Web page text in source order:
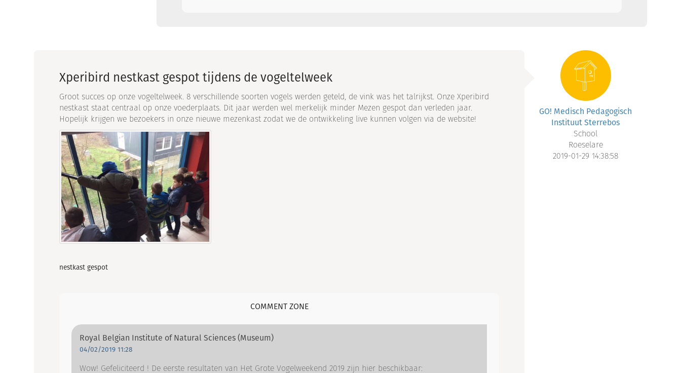
GO! Medisch Pedagogisch
Instituut Sterrebos
School
Roeselare
2019-01-29 14:38:58
Xperibird nestkast gespot tijdens de vogeltelweek
Groot succes op onze vogeltelweek. 8 verschillende soorten vogels werden geteld, de vink was het talrijkst. Onze Xperibird
nestkast staat centraal op onze voederplaats. Dit jaar werden wel merkelijk minder Mezen gespot dan verleden jaar.
Hopelijk krijgen we bezoekers in onze nieuwe mezenkast zodat we de ontwikkeling live kunnen volgen via de website!
nestkast gespot
COMMENT ZONE
Royal Belgian Institute of Natural Sciences (Museum)
04/02/2019 11:28
Wow! Gefeliciteerd ! De eerste resultaten van Het Grote Vogelweekend 2019 zijn hier beschikbaar: